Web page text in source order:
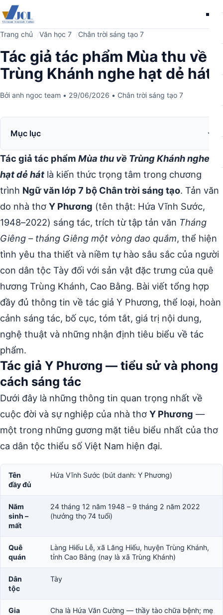
Trang chủ Văn học 7 Chân trời sáng tạo 7
Tác giả tác phẩm Mùa thu về
Trùng Khánh nghe hạt dẻ hát
Bởi anh ngoc team • 29/06/2026 • Chân trời sáng tạo 7
Mục lục
Tác giả tác phẩm Mùa thu về Trùng Khánh nghe
hạt dẻ hátlà kiến thức trọng tâm trong chương
trình Ngữ văn lớp 7 bộ Chân trời sáng tạo. Tản văn
do nhà thơ Y Phương (tên thật: Hứa Vĩnh Sước,
1948–2022) sáng tác, trích từ tập tản văn Tháng
Giêng – tháng Giêng một vòng dao quắm, thể hiện
tình yêu tha thiết và niềm tự hào sâu sắc của người
con dân tộc Tày đối với sản vật đặc trưng của quê
hương Trùng Khánh, Cao Bằng. Bài viết tổng hợp
đầy đủ thông tin về tác giả Y Phương, thể loại, hoàn
cảnh sáng tác, bố cục, tóm tắt, giá trị nội dung,
nghệ thuật và những nhận định tiêu biểu về tác
phẩm.
Tác giả Y Phương — tiểu sử và phong
cách sáng tác
Dưới đây là những thông tin quan trọng nhất về
cuộc đời và sự nghiệp của nhà thơ Y Phương —
một trong những gương mặt tiêu biểu nhất của thơ
ca dân tộc thiểu số Việt Nam hiện đại.
Tên
đầy đủ
Hứa Vĩnh Sước (bút danh: Y Phương)
Năm
sinh –
mất
24 tháng 12 năm 1948 – 9 tháng 2 năm 2022
(hưởng thọ 74 tuổi)
Quê
quán
Làng Hiếu Lễ, xã Lăng Hiếu, huyện Trùng Khánh,
tỉnh Cao Bằng (nay là xã Trùng Khánh)
Dân
tộc
Tày
Gia
Cha là Hứa Văn Cường — thầy tào chữa bệnh; mẹ